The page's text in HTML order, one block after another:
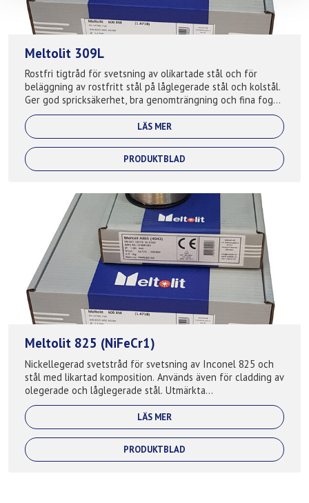
Meltolit 309L
Rostfri tigtråd för svetsning av olikartade stål och för
beläggning av rostfritt stål på låglegerade stål och kolstål.
Ger god spricksäkerhet, bra genomträngning och fina fogar.
Används även som bu...
LÄS MER
PRODUKTBLAD
Meltolit 825 (NiFeCr1)
Nickellegerad svetstråd för svetsning av Inconel 825 och
stål med likartad komposition. Används även för cladding av
olegerade och låglegerade stål. Utmärkta
korrosionsbeständiga egenskaper speciel...
LÄS MER
PRODUKTBLAD